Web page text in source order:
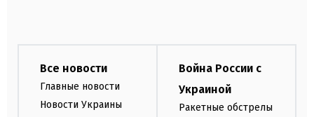
Все новости
Главные новости
Новости Украины
Война России с
Украиной
Ракетные обстрелы